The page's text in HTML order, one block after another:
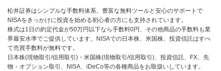
松井証券はシンプルな手数料体系、豊富な無料ツールと安心のサポートで
NISAをきっかけに投資を始める初心者の方にも支持されています。
株式は1日の約定代金が50万円以下なら手数料0円、その他商品の手数料も業
界最安水準でご提供しています。NISAでの日本株、米国株、投資信託はすべ
て売買手数料が無料です。
日本株(現物取引/信用取引)・米国株(現物取引/信用取引)、投資信託、FX、先
物・オプション取引、NISA、iDeCo等の各種商品をお取扱いしています。